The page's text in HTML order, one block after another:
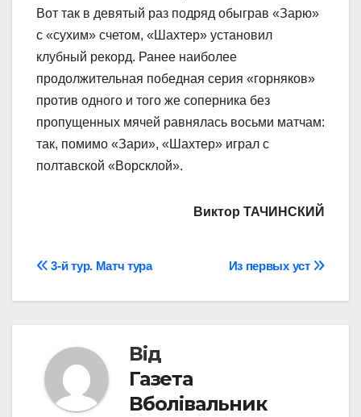
Вот так в девятый раз подряд обыграв «Зарю»
с «сухим» счетом, «Шахтер» установил
клубный рекорд. Ранее наиболее
продолжительная победная серия «горняков»
против одного и того же соперника без
пропущенных мячей равнялась восьми матчам:
так, помимо «Зари», «Шахтер» играл с
полтавской «Ворсклой».
Виктор ТАЧИНСКИЙ
Навігація
записів
Из первых уст
3-й тур. Матч тура
Від
Газета
Вболівальник